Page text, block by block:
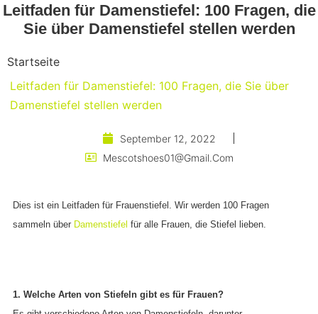
Leitfaden für Damenstiefel: 100 Fragen, die
Sie über Damenstiefel stellen werden
Startseite
Leitfaden für Damenstiefel: 100 Fragen, die Sie über
Damenstiefel stellen werden
September 12, 2022
Mescotshoes01@gmail.com
Dies ist ein Leitfaden für Frauenstiefel. Wir werden 100 Fragen
sammeln über Damenstiefel für alle Frauen, die Stiefel lieben.
1. Welche Arten von Stiefeln gibt es für Frauen?